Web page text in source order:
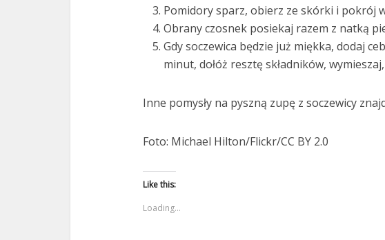
Pomidory sparz, obierz ze skórki i pokrój
Obrany czosnek posiekaj razem z natką
Gdy soczewica będzie już miękka, dodaj
minut, dołóż resztę składników,
Inne pomysły na pyszną zupę z soczewicy
Foto: Michael Hilton/Flickr/CC BY 2.0
Like this:
Loading...